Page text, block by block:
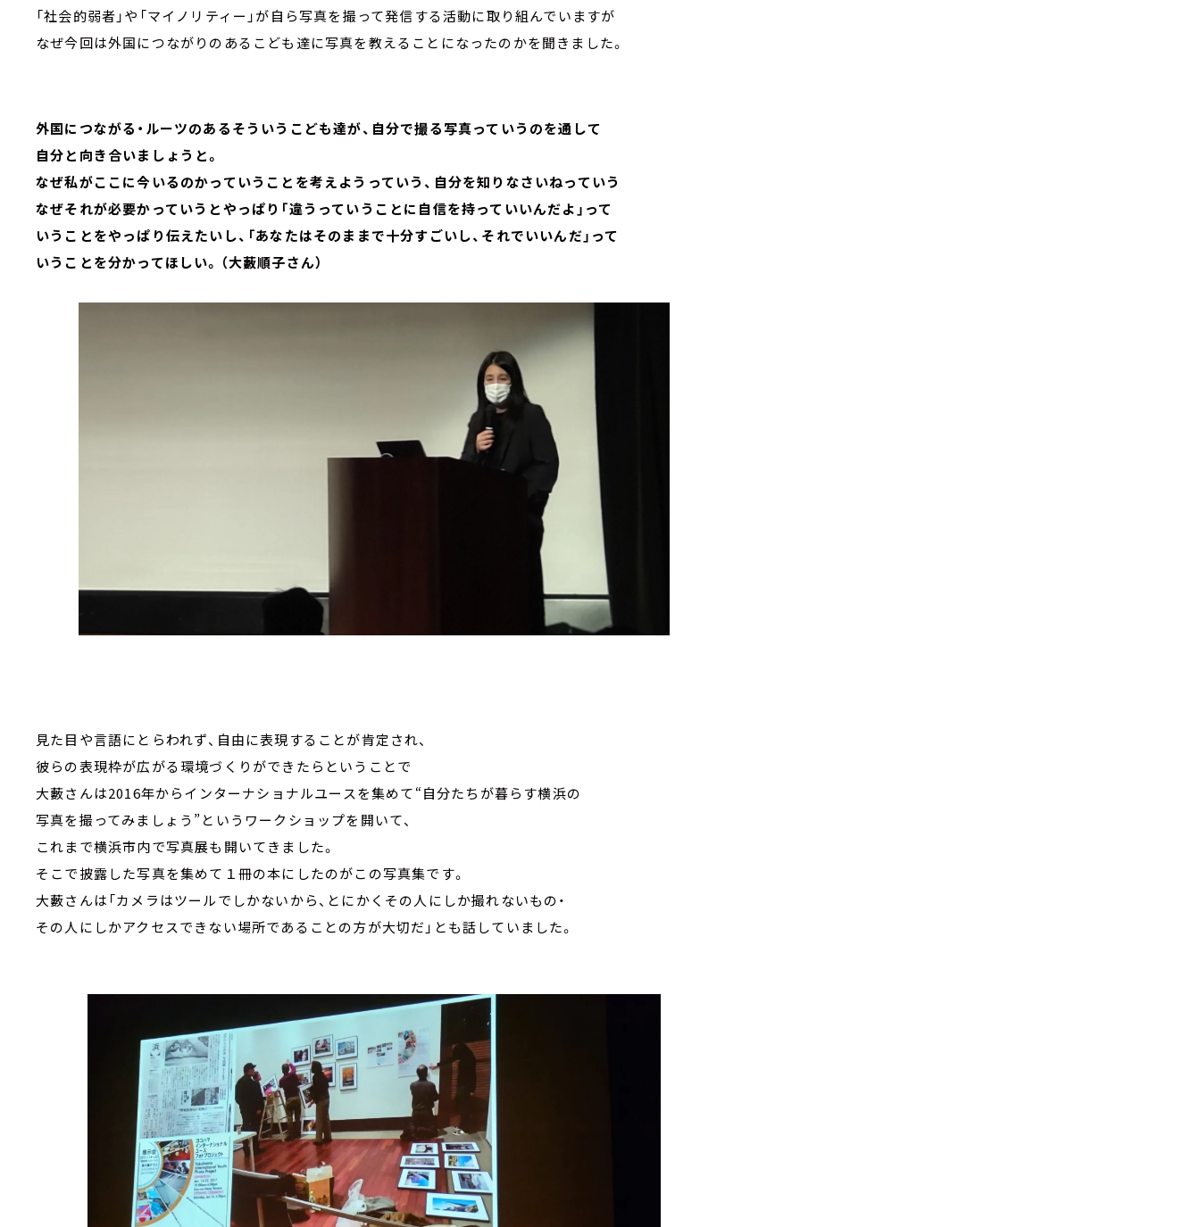
「社会的弱者」や「マイノリティー」が自ら写真を撮って発信する活動に取り組んでいますが
なぜ今回は外国につながりのあるこども達に写真を教えることになったのかを聞きました。
外国につながる・ルーツのあるそういうこども達が、自分で撮る写真っていうのを通して
自分と向き合いましょうと。
なぜ私がここに今いるのかっていうことを考えようっていう、自分を知りなさいねっていう
なぜそれが必要かっていうとやっぱり「違うっていうことに自信を持っていいんだよ」って
いうことをやっぱり伝えたいし、「あなたはそのままで十分すごいし、それでいいんだ」って
いうことを分かってほしい。（大藪順子さん）
見た目や言語にとらわれず、自由に表現することが肯定され、
彼らの表現枠が広がる環境づくりができたらということで
大藪さんは2016年からインターナショナルユースを集めて“自分たちが暮らす横浜の
写真を撮ってみましょう”というワークショップを開いて、
これまで横浜市内で写真展も開いてきました。
そこで披露した写真を集めて１冊の本にしたのがこの写真集です。
大藪さんは「カメラはツールでしかないから、とにかくその人にしか撮れないもの・
その人にしかアクセスできない場所であることの方が大切だ」とも話していました。